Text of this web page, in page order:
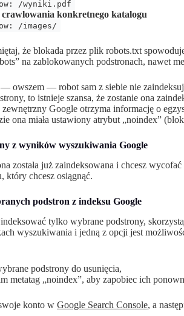
/wyniki.pdf
konkretnego katalogu
/images/
że blokada przez plik robots.txt
na zablokowanych podstronach, nawet
— owszem — robot sam z siebie nie
to istnieje szansa, że zostanie ona
Google otrzyma informację o
ona miała ustawiony atrybut „noindex”
z wyników wyszukiwania Google
została już zaindeksowana i chcesz
który chcesz osiągnąć.
podstron z indeksu Google
tylko wybrane podstrony,
wyszukiwania i jedną z opcji jest
podstrony do usunięcia,
metatag „noindex”, aby zapobiec ich
konto w Google Search Console, a